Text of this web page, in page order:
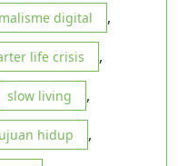
digital ,
life crisis ,
slow living ,
hidup ,